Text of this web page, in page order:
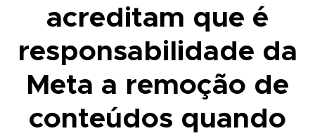
acreditam que é
responsabilidade da
Meta a remoção de
conteúdos quando